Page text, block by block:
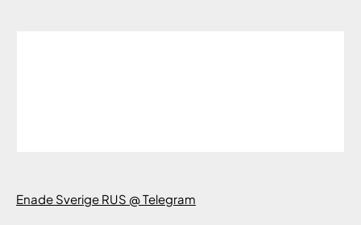
Enade Sverige RUS @ Telegram